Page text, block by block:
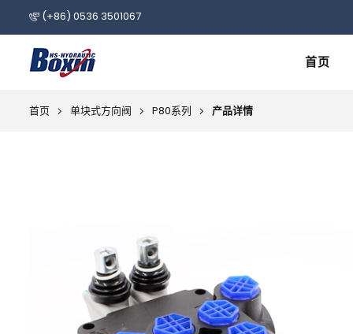
(+86) 0536 3501067
首页
首页 单块式方向阀 P80系列 产品详情